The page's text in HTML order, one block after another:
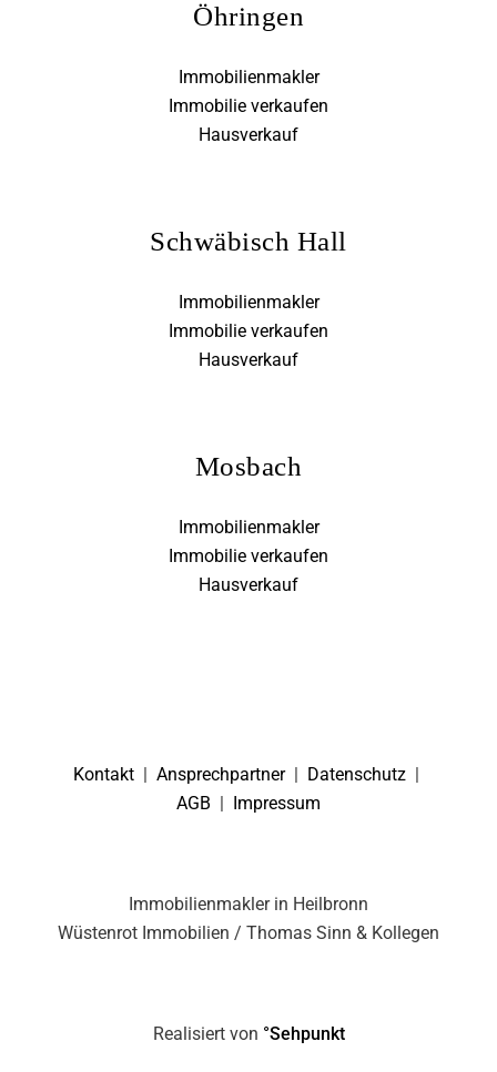
Öhringen
Immobilienmakler
Immobilie verkaufen
Hausverkauf
Schwäbisch Hall
Immobilienmakler
Immobilie verkaufen
Hausverkauf
Mosbach
Immobilienmakler
Immobilie verkaufen
Hausverkauf
Kontakt Ansprechpartner| Datenschutz
AGB
Impressum
Immobilienmakler in Heilbronn
Wüstenrot Immobilien / Thomas Sinn & Kollegen
Realisiert von °Sehpunkt